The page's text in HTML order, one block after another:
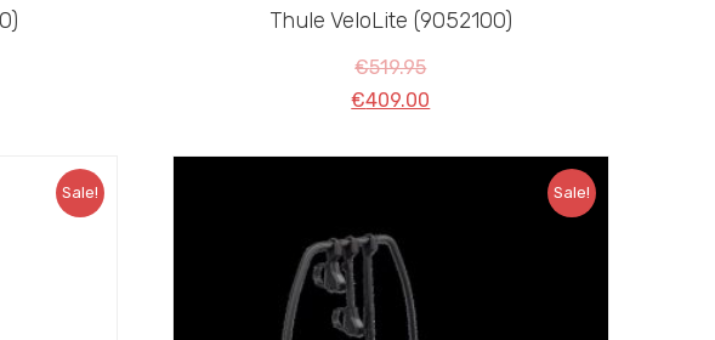
Thule VeloLite (9052100)
€519.95
€409.00
Sale! Sale!